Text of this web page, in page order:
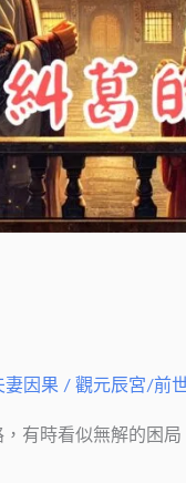
因果 / 觀元辰宮/前
有時看似無解的困